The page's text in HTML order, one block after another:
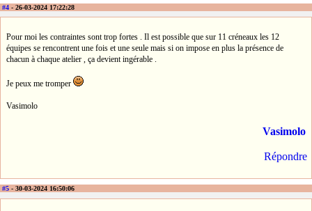
#4 - 26-03-2024 17:22:28
Pour moi les contraintes sont trop fortes . Il est possible que sur 11 créneaux les 12
équipes se rencontrent une fois et une seule mais si on impose en plus la présence de
chacun à chaque atelier , ça devient ingérable .
Je peux me tromper
Vasimolo
Vasimolo
Répondre
#5 - 30-03-2024 16:50:06